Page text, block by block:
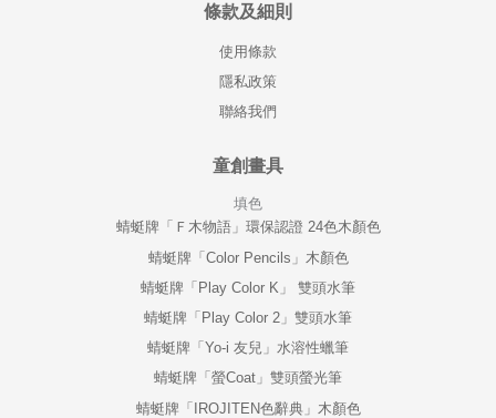
條款及細則
使用條款
隱私政策
聯絡我們
童創畫具
填色
蜻蜓牌「Ｆ木物語」環保認證 24色木顏色
蜻蜓牌「Color Pencils」木顏色
蜻蜓牌「Play Color K」 雙頭水筆
蜻蜓牌「Play Color 2」雙頭水筆
蜻蜓牌「Yo-i 友兒」水溶性蠟筆
蜻蜓牌「螢Coat」雙頭螢光筆
蜻蜓牌「IROJITEN色辭典」木顏色